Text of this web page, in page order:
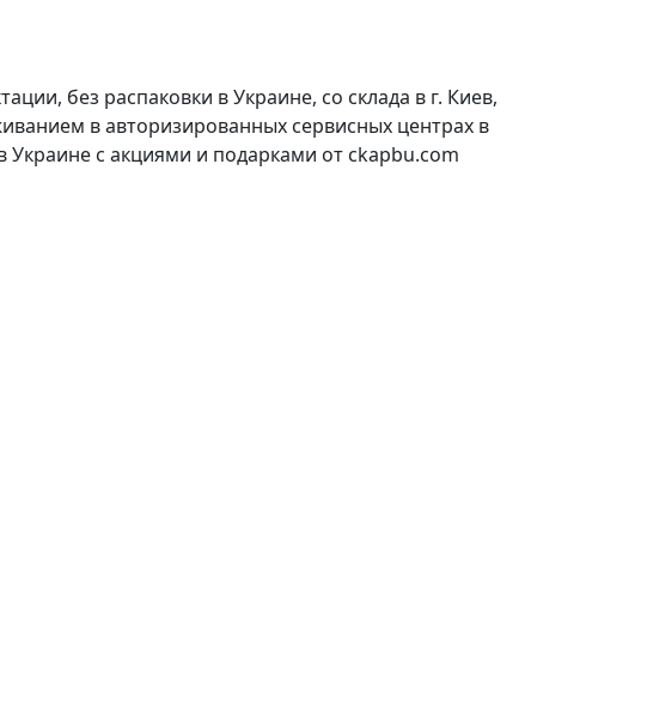
без распаковки в Украине, со склада в г. Киев,
в авторизированных сервисных центрах в
Украине с акциями и подарками от ckapbu.com